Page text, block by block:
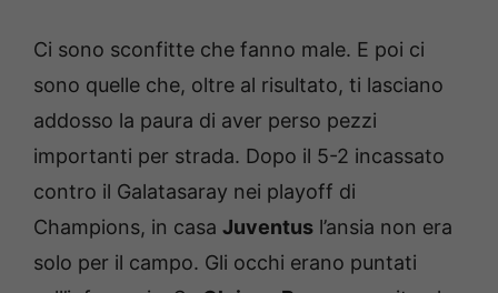
Ci sono sconfitte che fanno male. E poi ci
sono quelle che, oltre al risultato, ti lasciano
addosso la paura di aver perso pezzi
importanti per strada. Dopo il 5-2 incassato
contro il Galatasaray nei playoff di
Champions, in casa Juventus l’ansia non era
solo per il campo. Gli occhi erano puntati